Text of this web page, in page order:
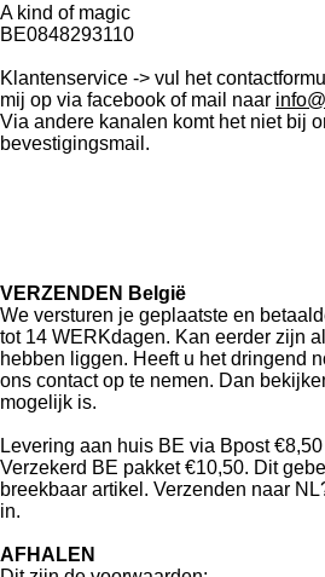
A kind of magic
BE0848293110
Klantenservice -> vul het
mij op via facebook of mail naar
Via andere kanalen komt het niet bij
bevestigingsmail.
VERZENDEN België
We versturen je geplaatste en
tot 14 WERKdagen. Kan eerder zijn
hebben liggen. Heeft u het dringend
ons contact op te nemen. Dan
mogelijk is.
Levering aan huis BE via Bpost €8,50
Verzekerd BE pakket €10,50. Dit
breekbaar artikel. Verzenden naar
in.
AFHALEN